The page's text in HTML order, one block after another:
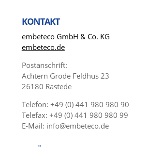
KONTAKT
embeteco GmbH & Co. KG
embeteco.de
Postanschrift:
Achtern Grode Feldhus 23
26180 Rastede
Telefon: +49 (0) 441 980 980 90
Telefax: +49 (0) 441 980 980 99
E-Mail: info@embeteco.de